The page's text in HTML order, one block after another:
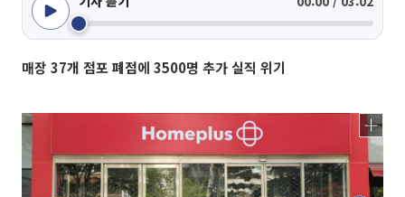
매장 37개 점포 폐점에 3500명 추가 실직 위기